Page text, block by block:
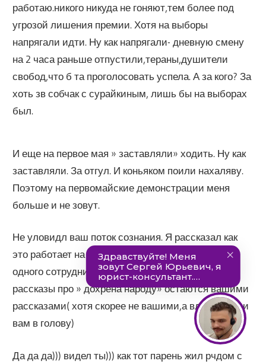
работаю.никого никуда не гоняют,тем более под
угрозой лишения премии. Хотя на выборы
напрягали идти. Ну как напрягали- дневную смену
на 2 часа раньше отпустили,тераны,душители
свобод,что б та проголосовать успела. А за кого? За
хоть зв собчак с сурайкиным, лишь бы на выборах
был.
И еще на первое мая » заставляли» ходить. Ну как
заставляли. За отгул. И коньяком поили нахаляву.
Поэтому на первомайские демонстрации меня
больше и не зовут.
Не уловидл ваш поток сознания. Я рассказал как
это работает на примере двух медработников и
одного сотрудника оборонного НИИ . а впши
рассказы про » дохрена народу» остаются вашими
рассказами( хотя скорее не вашими,а вложенными
вам в голову)
Да да да))) видел ты))) как тот парень жил рчдом с